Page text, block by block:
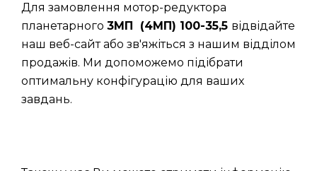
Для замовлення мотор-редуктора
планетарного 3МП (4МП) 100-35,5 відвідайте
наш веб-сайт або зв'яжіться з нашим відділом
продажів. Ми допоможемо підібрати
оптимальну конфігурацію для ваших
завдань.